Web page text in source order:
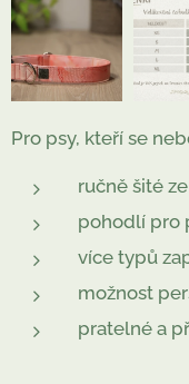
Pro psy, kteří se
ručně šité
pohodlí pro
více typů
možnost
pratelné a